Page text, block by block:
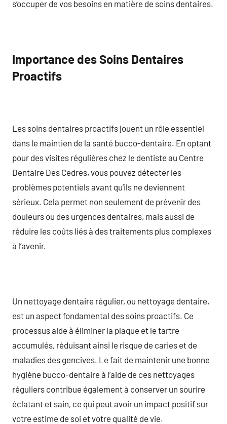
s’occuper de vos besoins en matière de soins dentaires.
Importance des Soins Dentaires
Proactifs
Les soins dentaires proactifs jouent un rôle essentiel
dans le maintien de la santé bucco-dentaire. En optant
pour des visites régulières chez le dentiste au Centre
Dentaire Des Cedres, vous pouvez détecter les
problèmes potentiels avant qu’ils ne deviennent
sérieux. Cela permet non seulement de prévenir des
douleurs ou des urgences dentaires, mais aussi de
réduire les coûts liés à des traitements plus complexes
à l’avenir.
Un nettoyage dentaire régulier, ou nettoyage dentaire,
est un aspect fondamental des soins proactifs. Ce
processus aide à éliminer la plaque et le tartre
accumulés, réduisant ainsi le risque de caries et de
maladies des gencives. Le fait de maintenir une bonne
hygiène bucco-dentaire à l’aide de ces nettoyages
réguliers contribue également à conserver un sourire
éclatant et sain, ce qui peut avoir un impact positif sur
votre estime de soi et votre qualité de vie.